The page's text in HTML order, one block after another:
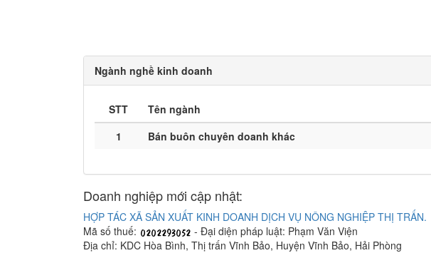
Ngành nghề kinh doanh
STT Tên ngành
1
Bán buôn chuyên doanh khác
Doanh nghiệp mới cập nhật:
HỢP TÁC XÃ SẢN XUẤT KINH DOANH DỊCH VỤ NÔNG NGHIỆP THỊ TRẤN.
Mã số thuế:
- Đại diện pháp luật: Phạm Văn Viện
Địa chỉ: KDC Hòa Bình, Thị trấn Vĩnh Bảo, Huyện Vĩnh Bảo, Hải Phòng